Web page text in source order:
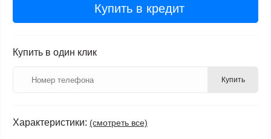
Купить в кредит
Купить в один клик
Купить
Характеристики: (смотреть все)